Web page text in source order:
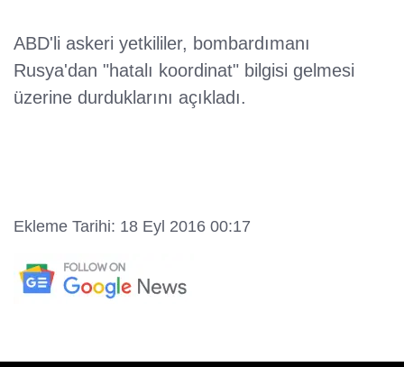
ABD'li askeri yetkililer, bombardımanı
Rusya'dan "hatalı koordinat" bilgisi gelmesi
üzerine durduklarını açıkladı.
Ekleme Tarihi: 18 Eyl 2016 00:17